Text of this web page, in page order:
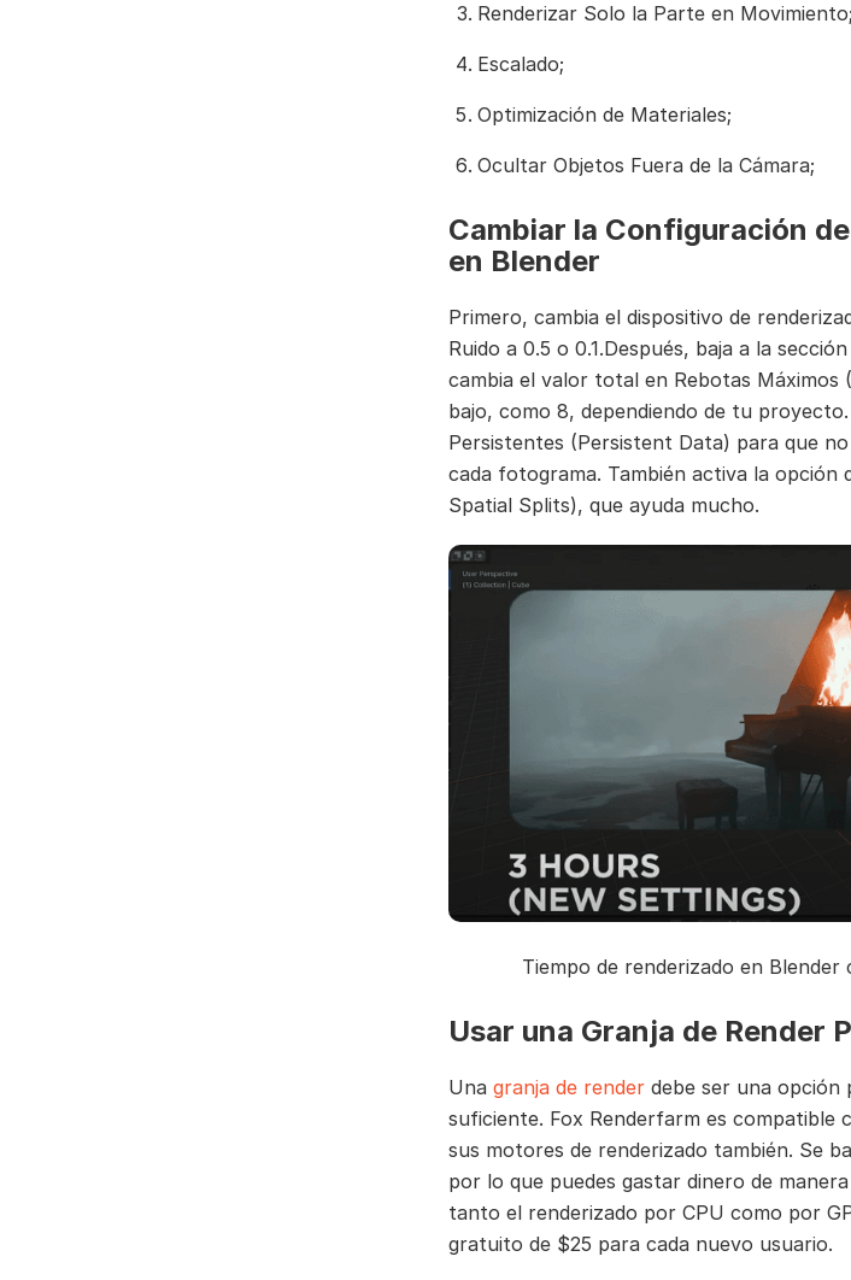
Renderizar Solo la Parte en Movimiento;
Escalado;
Optimización de Materiales;
Ocultar Objetos Fuera de la Cámara;
Cambiar la Configuración
en Blender
Primero, cambia el dispositivo de
Ruido a 0.5 o 0.1.Después, baja a la
cambia el valor total en Rebotas Máximos
bajo, como 8, dependiendo de tu
Persistentes (Persistent Data) para que
cada fotograma. También activa la opción
Spatial Splits), que ayuda mucho.
Tiempo de renderizado en
Usar una Granja de Render
Una granja de render debe ser una opción
suficiente. Fox Renderfarm es compatible
sus motores de renderizado también. Se
por lo que puedes gastar dinero de
tanto el renderizado por CPU como por
gratuito de $25 para cada nuevo usuario.